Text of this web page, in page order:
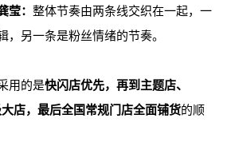
莹： 整体节奏由两条线交织在一起，一
，另一条是粉丝情绪的节奏。
用的是快闪店优先，再到主题店、
店，最后全国常规门店全面铺货的顺